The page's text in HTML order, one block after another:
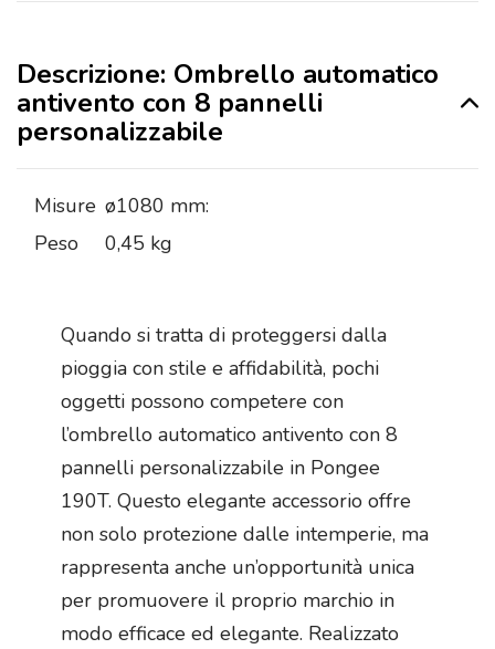
Descrizione: Ombrello automatico
antivento con 8 pannelli
personalizzabile
Misure ø1080 mm:
Peso
0,45 kg
Quando si tratta di proteggersi dalla
pioggia con stile e affidabilità, pochi
oggetti possono competere con
l’ombrello automatico antivento con 8
pannelli personalizzabile in Pongee
190T. Questo elegante accessorio offre
non solo protezione dalle intemperie, ma
rappresenta anche un’opportunità unica
per promuovere il proprio marchio in
modo efficace ed elegante. Realizzato